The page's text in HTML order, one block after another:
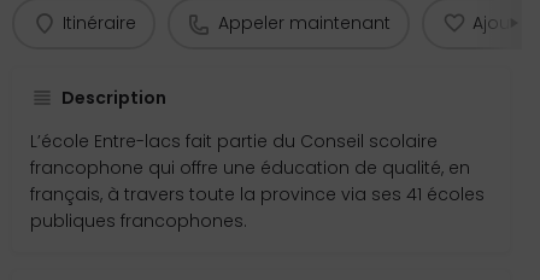
Itinéraire Appeler maintenant Ajouter
Description
L’école Entre-lacs fait partie du Conseil scolaire
francophone qui offre une éducation de qualité, en
français, à travers toute la province via ses 41 écoles
publiques francophones.